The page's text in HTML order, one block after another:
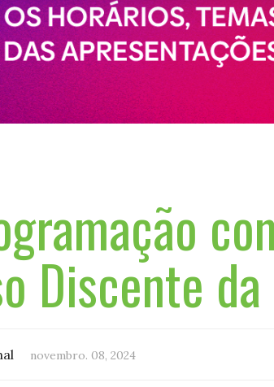
Discente da
novembro. 08, 2024